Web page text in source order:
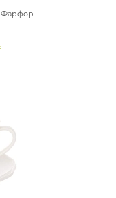
Фарфор